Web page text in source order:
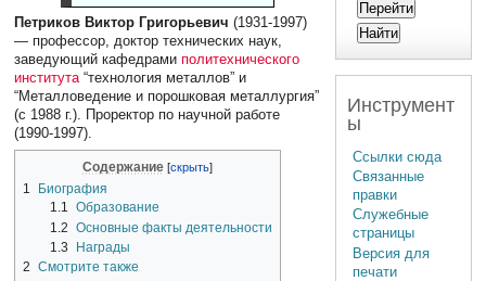
Петриков Виктор Григорьевич (1931-1997)
— профессор, доктор технических наук,
заведующий кафедрамиполитехнического
института“технология металлов” и
“Металловедение и порошковая металлургия”
(с 1988 г.). Проректор по научной работе
(1990-1997).
Содержание
1
Биография
1.1 Образование
1.2 Основные факты деятельности
1.3
Награды
2
Смотрите также
Инструмент
ы
Ссылки сюда
Связанные
правки
Служебные
страницы
Версия для
печати